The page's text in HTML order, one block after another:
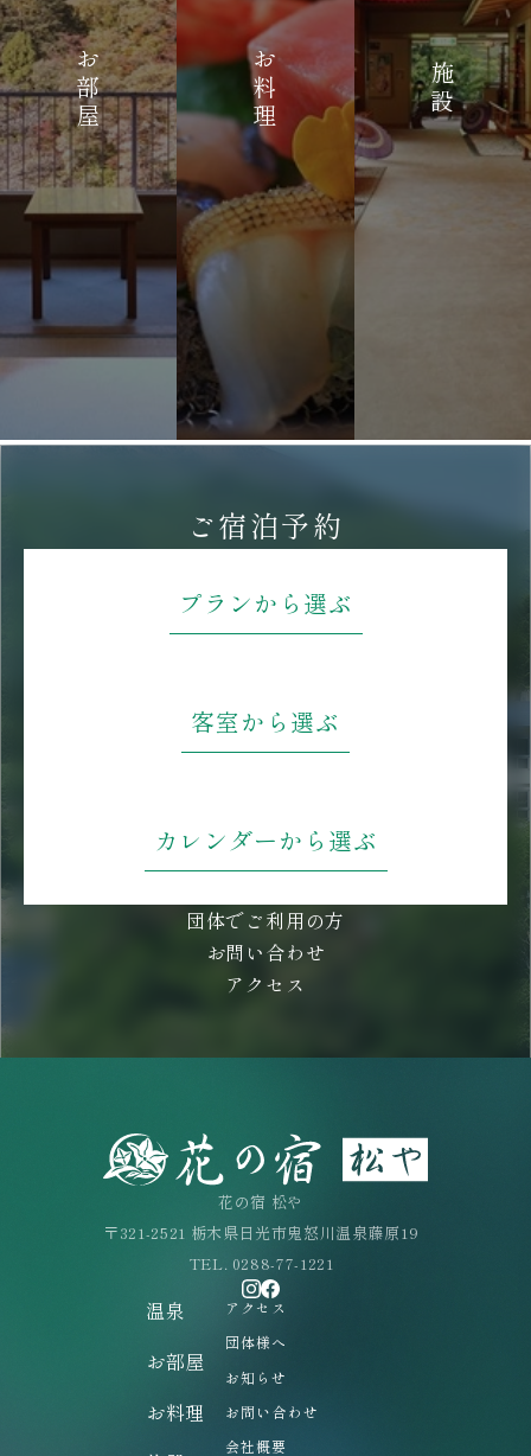
お
部
屋
お
料
理
施
設
ご宿泊予約
プランから選ぶ
客室から選ぶ
カレンダーから選ぶ
団体でご利用の方
お問い合わせ
アクセス
花の宿 松や
〒321-2521 栃木県日光市鬼怒川温泉藤原19
TEL. 0288-77-1221
会社概要
お問い合わせ
お知らせ
団体様へ
アクセス
お料理
お部屋
温泉